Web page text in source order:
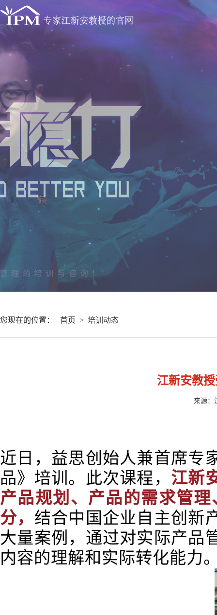
您现在的位置： 首页 > 培训动态
江新安教
来源：
近日，益思创始人兼首席专
品》培训。此次课程， 江新
产品规划、产品的需求管
分， 结合中国企业自主创新
大量案例，通过对实际产品
内容的理解和实际转化能力